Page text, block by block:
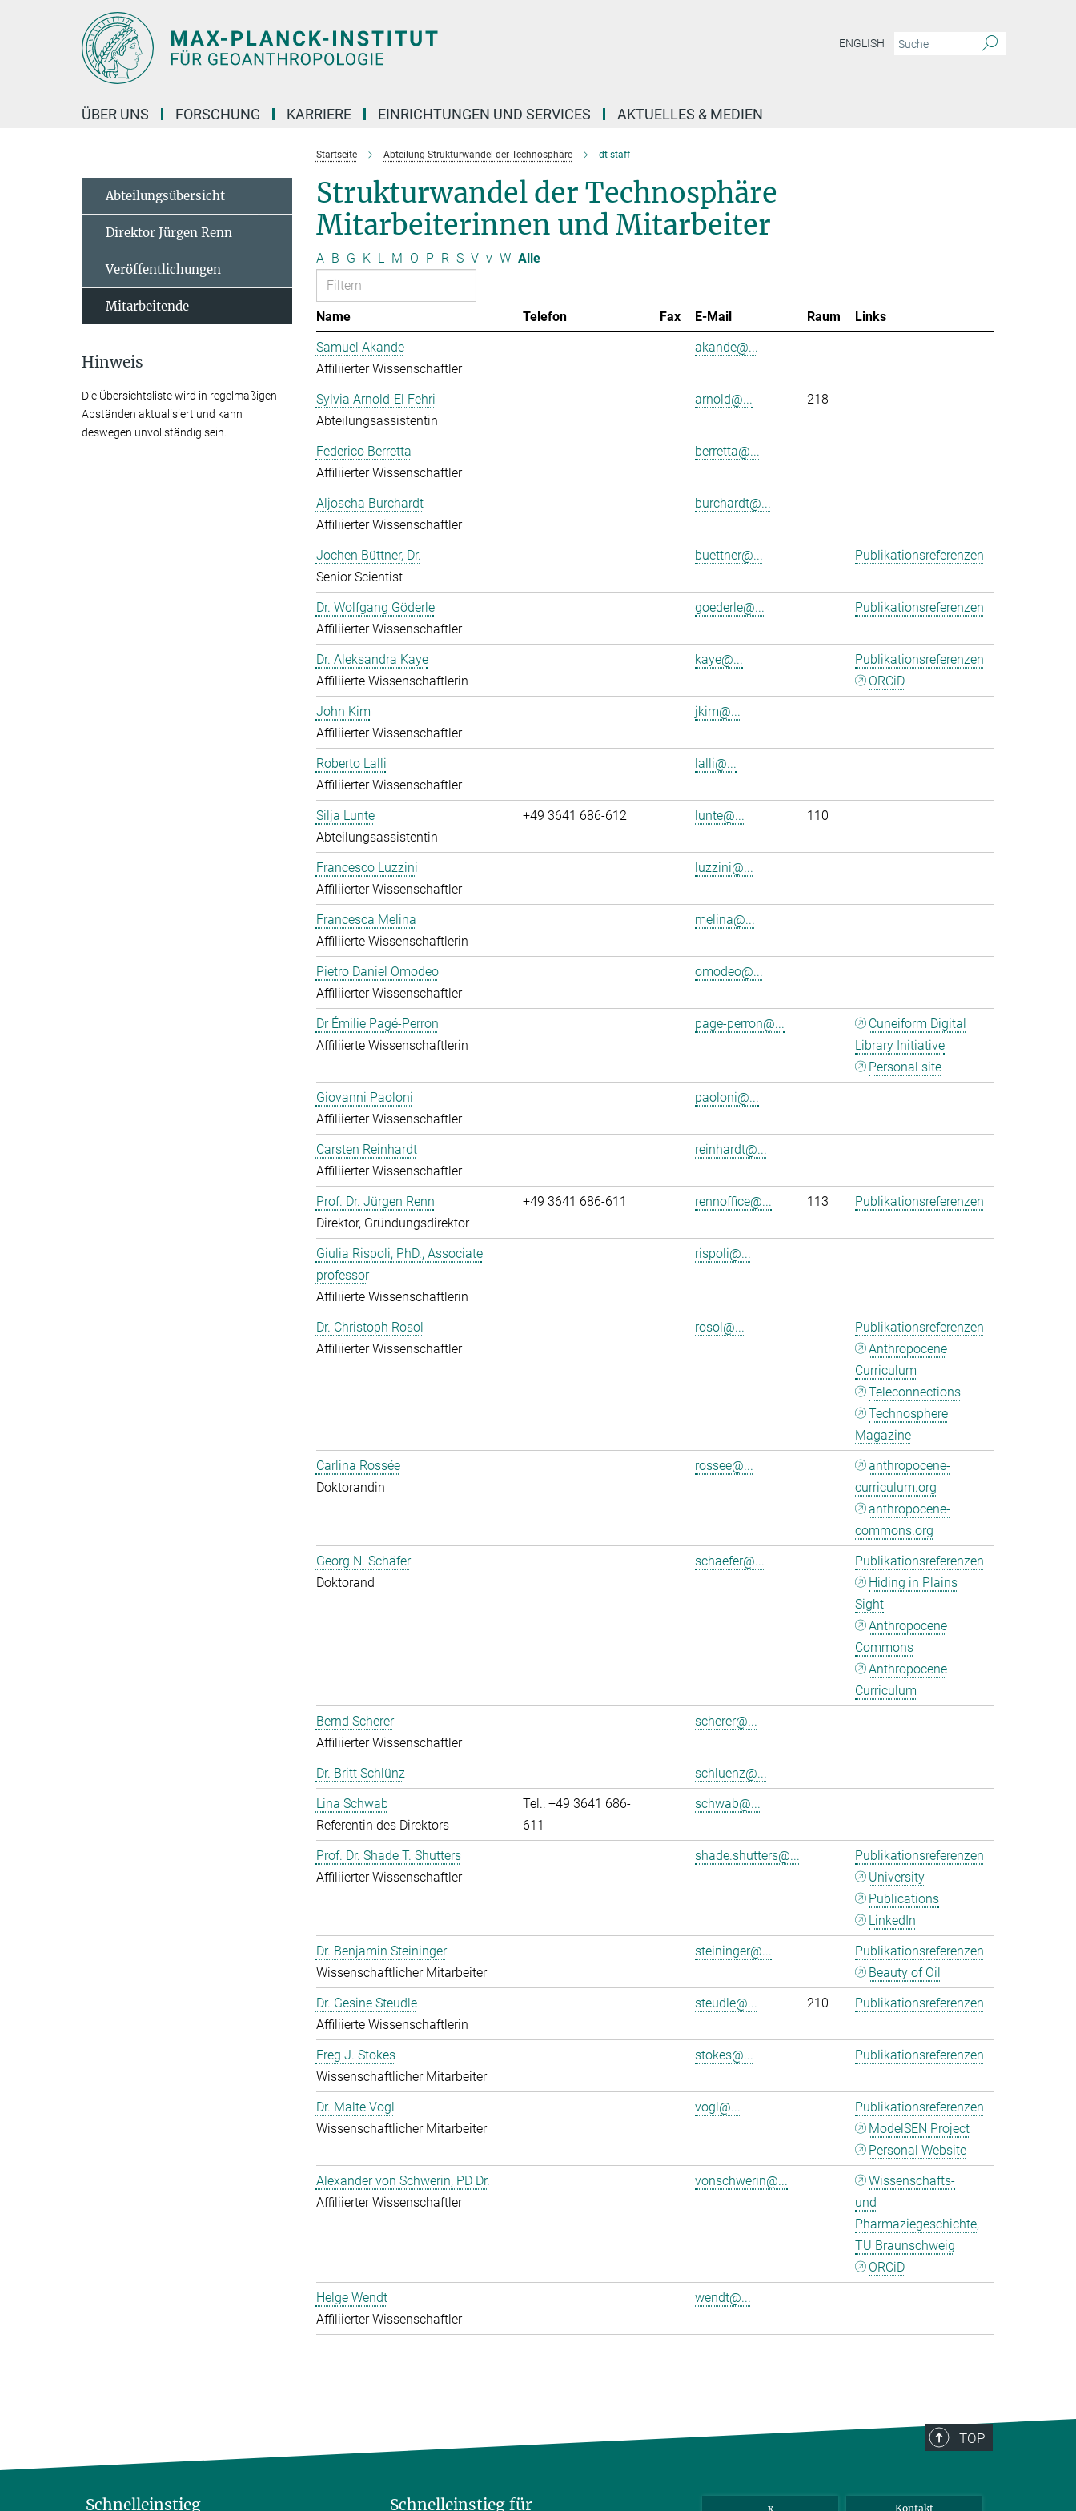
ENGLISH
ÜBER UNS FORSCHUNG KARRIERE EINRICHTUNGEN UND SERVICES AKTUELLES & MEDIEN
Startseite Abteilung Strukturwandel der Technosphäre dt-staff
Strukturwandel der Technosphäre
Mitarbeiterinnen und Mitarbeiter
A B G K L M O P R S V v W Alle
Name Telefon Fax E-Mail Raum
Links
Samuel Akande
Affiliierter Wissenschaftler
akande@...
Sylvia Arnold-El Fehri
Abteilungsassistentin
arnold@... 218
Federico Berretta
Affiliierter Wissenschaftler
berretta@...
Aljoscha Burchardt
Affiliierter Wissenschaftler
burchardt@...
Jochen Büttner, Dr.
Senior Scientist
buettner@... Publikationsreferenzen
Dr. Wolfgang Göderle
Affiliierter Wissenschaftler
goederle@... Publikationsreferenzen
Dr. Aleksandra Kaye
Affiliierte Wissenschaftlerin
kaye@...
Publikationsreferenzen
ORCiD
John Kim
Affiliierter Wissenschaftler
jkim@...
Roberto Lalli
Affiliierter Wissenschaftler
lalli@...
Silja Lunte
Abteilungsassistentin
+49 3641 686-612 lunte@... 110
Francesco Luzzini
Affiliierter Wissenschaftler
luzzini@...
Francesca Melina
Affiliierte Wissenschaftlerin
melina@...
Pietro Daniel Omodeo
Affiliierter Wissenschaftler
omodeo@...
Dr Émilie Pagé-Perron
Affiliierte Wissenschaftlerin
page-perron@...
Cuneiform Digital
Library Initiative
Personal site
Giovanni Paoloni
Affiliierter Wissenschaftler
paoloni@...
Carsten Reinhardt
Affiliierter Wissenschaftler
reinhardt@...
Prof. Dr. Jürgen Renn
Direktor, Gründungsdirektor
+49 3641 686-611 rennoffice@... 113 Publikationsreferenzen
Giulia Rispoli, PhD., Associate
professor
Affiliierte Wissenschaftlerin
rispoli@...
Dr. Christoph Rosol
Affiliierter Wissenschaftler
rosol@...
Publikationsreferenzen
Anthropocene
Curriculum
Teleconnections
Technosphere
Magazine
Carlina Rossée
Doktorandin
rossee@...
anthropocene-
curriculum.org
anthropocene-
commons.org
Georg N. Schäfer
Doktorand
schaefer@...
Publikationsreferenzen
Hiding in Plains
Sight
Anthropocene
Commons
Anthropocene
Curriculum
Bernd Scherer
Affiliierter Wissenschaftler
scherer@...
Dr. Britt Schlünz
schluenz@...
Lina Schwab
Referentin des Direktors
Tel.: +49 3641 686-
611
schwab@...
Prof. Dr. Shade T. Shutters
Affiliierter Wissenschaftler
shade.shutters@...
Publikationsreferenzen
University
Publications
LinkedIn
Dr. Benjamin Steininger
Wissenschaftlicher Mitarbeiter
steininger@...
Publikationsreferenzen
Beauty of Oil
Dr. Gesine Steudle
Affiliierte Wissenschaftlerin
steudle@... 210 Publikationsreferenzen
Freg J. Stokes
Wissenschaftlicher Mitarbeiter
stokes@... Publikationsreferenzen
Dr. Malte Vogl
Wissenschaftlicher Mitarbeiter
vogl@...
Publikationsreferenzen
ModelSEN Project
Personal Website
Alexander von Schwerin, PD Dr.
Affiliierter Wissenschaftler
vonschwerin@...
Wissenschafts-
und
Pharmaziegeschichte,
TU Braunschweig
ORCiD
Helge Wendt
Affiliierter Wissenschaftler
wendt@...
Abteilungsübersicht
Direktor Jürgen Renn
Veröffentlichungen
Mitarbeitende
Hinweis
Die Übersichtsliste wird in regelmäßigen
Abständen aktualisiert und kann
deswegen unvollständig sein.
TOP
Schnelleinstieg Schnelleinstieg für x Kontakt